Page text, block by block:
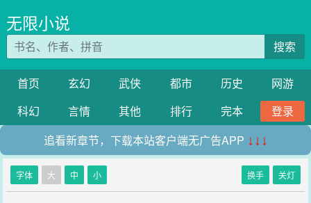
无限小说
搜索
首页 玄幻 武侠 都市 历史
网游
科幻
言情 其他 排行 完本
登录
追看新章节，下载本站客户端无广告APP ↓↓↓
字体 大 中 小 换手 关灯